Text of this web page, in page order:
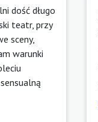
dość długo
teatr, przy
sceny,
warunki